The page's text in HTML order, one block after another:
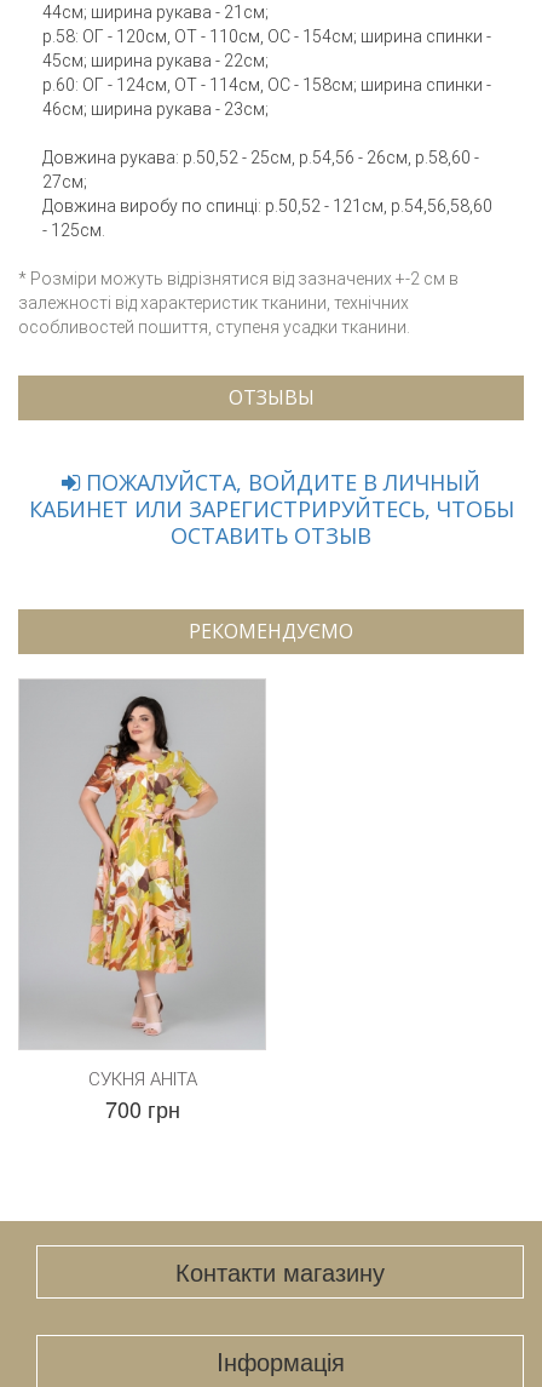
44см; ширина рукава - 21см;
р.58: ОГ - 120см, ОТ - 110см, ОС - 154см; ширина спинки -
45см; ширина рукава - 22см;
р.60: ОГ - 124см, ОТ - 114см, ОС - 158см; ширина спинки -
46см; ширина рукава - 23см;
Довжина рукава: р.50,52 - 25см, р.54,56 - 26см, р.58,60 -
27см;
Довжина виробу по спинці: р.50,52 - 121см, р.54,56,58,60
- 125см.
* Розміри можуть відрізнятися від зазначених +-2 см в
залежності від характеристик тканини, технічних
особливостей пошиття, ступеня усадки тканини.
ОТЗЫВЫ
ПОЖАЛУЙСТА, ВОЙДИТЕ В ЛИЧНЫЙ
КАБИНЕТ ИЛИ ЗАРЕГИСТРИРУЙТЕСЬ, ЧТОБЫ
ОСТАВИТЬ ОТЗЫВ
РЕКОМЕНДУЄМО
СУКНЯ АНІТА
700 грн
Контакти магазину
Iнформація